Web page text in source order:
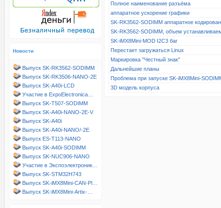
Новости
Выпуск SK-RK3562-SODIMM
Выпуск SK-RK3506-NANO-2E
Выпуск SK-A40i-LCD
Участие в ExpoElectronica…
Выпуск SK-T507-SODIMM
Выпуск SK-A40i-NANO-2E-V
Выпуск SK-A40i
Выпуск SK-A40i-NANO/-2E
Выпуск ES-T113-NANO
Выпуск SK-A40i-SODIMM
Выпуск SK-NUC906-NANO
Участие в Экспоэлектроник…
Выпуск SK-STM32H743
Выпуск SK-iMX8Mini-CAN-Pl…
Выпуск SK-iMX8Mini-Artix-…
Полное наименование разъёма
аппаратное ускорение графики
SK-RK3562-SODIMM аппаратное
SK-RK3562-SODIMM, объем
SK-iMX8Mini-MOD I2C3 баг
Перестает загружаться Linux
Маркировка "Честный знак"
Дальнейшие планы
Проблема при запуске SK-iMX8Mini-
3D модель корпуса